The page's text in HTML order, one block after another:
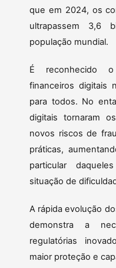
que em 2024, os
ultrapassem 3,6
população mundial.
É reconhecido
financeiros digitais
para todos. No
digitais tornaram
novos riscos de
práticas,
particular
situação de
A rápida evolução
demonstra a
regulatórias
maior proteção e